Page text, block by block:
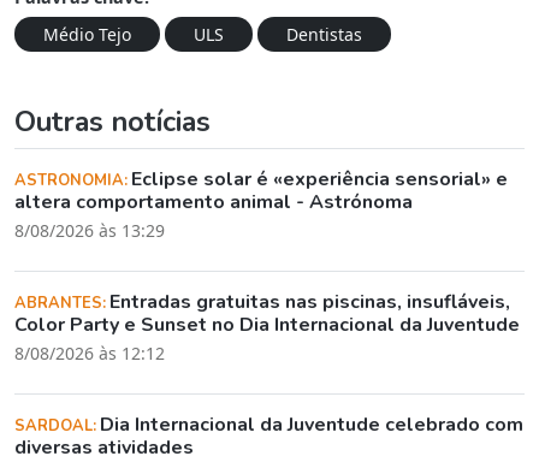
Médio Tejo
ULS Dentistas
Outras notícias
ASTRONOMIA: Eclipse solar é «experiência sensorial» e
altera comportamento animal - Astrónoma
8/08/2026 às 13:29
ABRANTES: Entradas gratuitas nas piscinas, insufláveis,
Color Party e Sunset no Dia Internacional da Juventude
8/08/2026 às 12:12
SARDOAL: Dia Internacional da Juventude celebrado com
diversas atividades